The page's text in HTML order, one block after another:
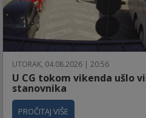
UTORAK, 04.08.2026 | 20:56
U CG tokom vikenda ušlo
stanovnika
PROČITAJ VIŠE